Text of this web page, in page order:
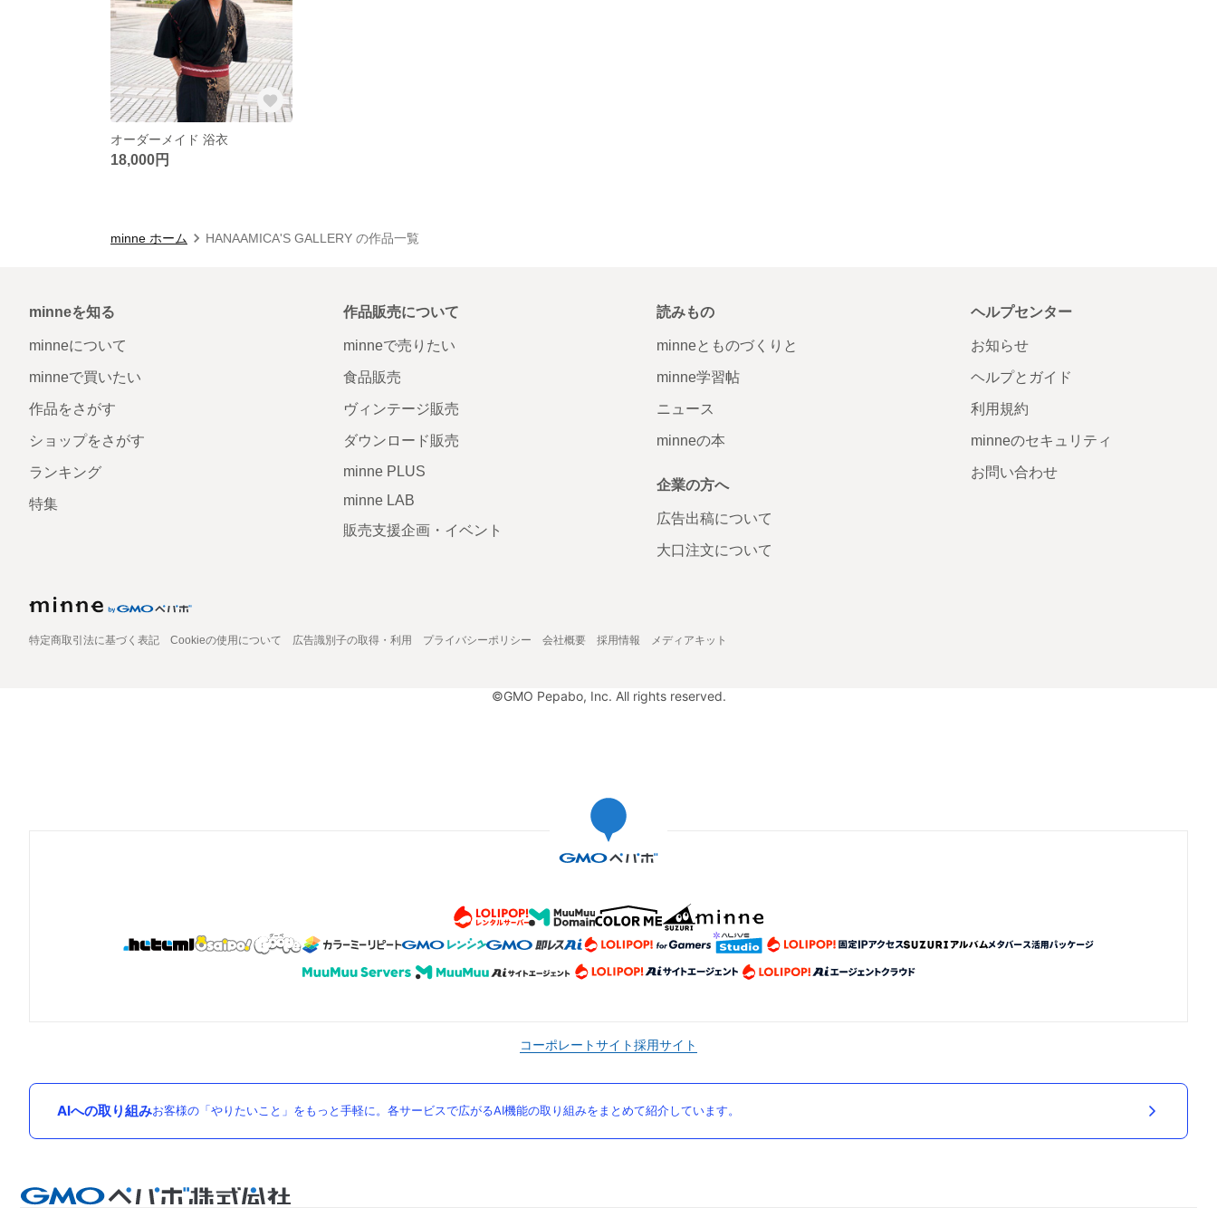
オーダーメイド 浴衣
18,000円
minne ホーム HANAAMICA'S GALLERY の作品一覧
minneを知る
minneについて
minneで買いたい
作品をさがす
ショップをさがす
ランキング
特集
作品販売について
minneで売りたい
食品販売
ヴィンテージ販売
ダウンロード販売
minne PLUS
minne LAB
販売支援企画・イベント
読みもの
minneとものづくりと
minne学習帖
ニュース
minneの本
企業の方へ
広告出稿について
大口注文について
ヘルプセンター
お知らせ
ヘルプとガイド
利用規約
minneのセキュリティ
お問い合わせ
特定商取引法に基づく表記 Cookieの使用について 広告識別子の取得・利用 プライバシーポリシー 会社概要 採用情報 メディアキット
©GMO Pepabo, Inc. All rights reserved.
コーポレートサイト採用サイト
AIへの取り組みお客様の「やりたいこと」をもっと手軽に。各サービスで広がるAI機能の取り組みをまとめて紹介しています。